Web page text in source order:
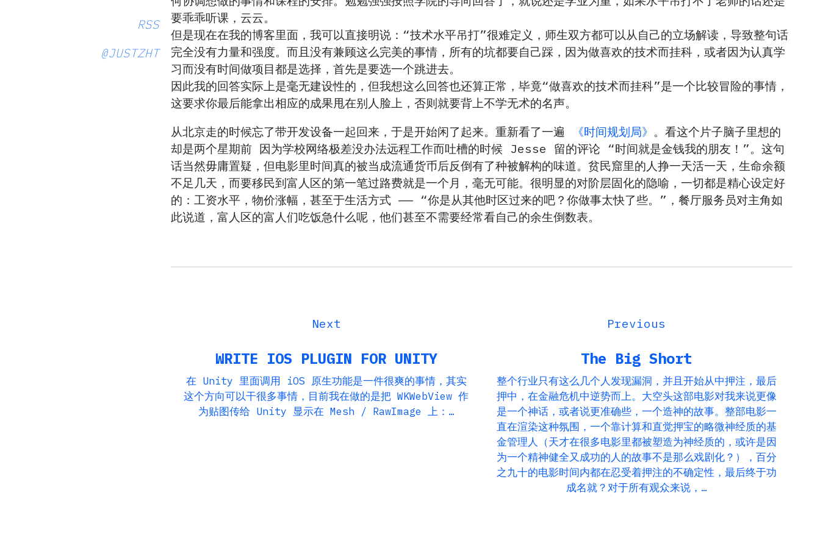
RSS
@JUSTZHT
要乖乖听课，云云。
但是现在在我的博客里面，我可以直接明说：“技术水平吊打”很难定义，师生双方都可以从自己的立场解读，导致整句话
完全没有力量和强度。而且没有兼顾这么完美的事情，所有的坑都要自己踩，因为做喜欢的技术而挂科，或者因为认真学
习而没有时间做项目都是选择，首先是要选一个跳进去。
因此我的回答实际上是毫无建设性的，但我想这么回答也还算正常，毕竟“做喜欢的技术而挂科”是一个比较冒险的事情，
这要求你最后能拿出相应的成果甩在别人脸上，否则就要背上不学无术的名声。
从北京走的时候忘了带开发设备一起回来，于是开始闲了起来。重新看了一遍
《时间规划局》 。看这个片子脑子里想的
却是两个星期前 因为学校网络极差没办法远程工作而吐槽的时候 Jesse 留的评论 “时间就是金钱我的朋友！”。这句
话当然毋庸置疑，但电影里时间真的被当成流通货币后反倒有了种被解构的味道。贫民窟里的人挣一天活一天，生命余额
不足几天，而要移民到富人区的第一笔过路费就是一个月，毫无可能。很明显的对阶层固化的隐喻，一切都是精心设定好
的：工资水平，物价涨幅，甚至于生活方式 —— “你是从其他时区过来的吧？你做事太快了些。”，餐厅服务员对主角如
此说道，富人区的富人们吃饭急什么呢，他们甚至不需要经常看自己的余生倒数表。
WRITE IOS PLUGIN FOR UNITY
在 Unity 里面调用 iOS 原生功能是一件很爽的事情，其实
这个方向可以干很多事情，目前我在做的是把 WKWebView 作
为贴图传给 Unity 显示在 Mesh / RawImage 上：…
The Big Short
整个行业只有这么几个人发现漏洞，并且开始从中押注，最后
押中，在金融危机中逆势而上。大空头这部电影对我来说更像
是一个神话，或者说更准确些，一个造神的故事。整部电影一
直在渲染这种氛围，一个靠计算和直觉押宝的略微神经质的基
金管理人（天才在很多电影里都被塑造为神经质的，或许是因
为一个精神健全又成功的人的故事不是那么戏剧化？），百分
之九十的电影时间内都在忍受着押注的不确定性，最后终于功
成名就？对于所有观众来说，…